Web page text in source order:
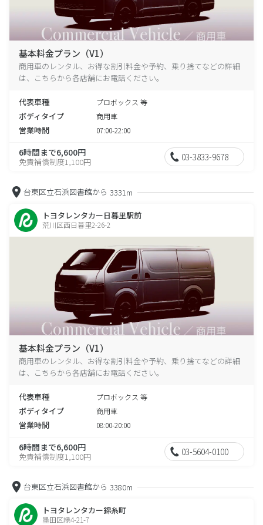
基本料金プラン（V1）
商用車のレンタル、お得な割引料金や予約、乗り捨てなどの詳細
は、こちらから各店舗にお電話ください。
代表車種 プロボックス 等
ボディタイプ 商用車
営業時間 07:00-22:00
6時間まで6,600円
免責補償制度1,100円 03-3833-9678
台東区立石浜図書館から 3331m
トヨタレンタカー日暮里駅前
荒川区西日暮里2-26-2
基本料金プラン（V1）
商用車のレンタル、お得な割引料金や予約、乗り捨てなどの詳細
は、こちらから各店舗にお電話ください。
代表車種 プロボックス 等
ボディタイプ 商用車
営業時間 08:00-20:00
6時間まで6,600円
免責補償制度1,100円 03-5604-0100
台東区立石浜図書館から 3380m
トヨタレンタカー錦糸町
墨田区緑4-21-7